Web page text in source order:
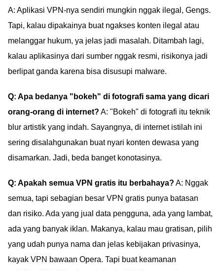
A: Aplikasi VPN-nya sendiri mungkin nggak ilegal, Gengs.
Tapi, kalau dipakainya buat ngakses konten ilegal atau
melanggar hukum, ya jelas jadi masalah. Ditambah lagi,
kalau aplikasinya dari sumber nggak resmi, risikonya jadi
berlipat ganda karena bisa disusupi malware.
Q: Apa bedanya "bokeh" di fotografi sama yang dicari
orang-orang di internet? A: "Bokeh" di fotografi itu teknik
blur artistik yang indah. Sayangnya, di internet istilah ini
sering disalahgunakan buat nyari konten dewasa yang
disamarkan. Jadi, beda banget konotasinya.
Q: Apakah semua VPN gratis itu berbahaya? A: Nggak
semua, tapi sebagian besar VPN gratis punya batasan
dan risiko. Ada yang jual data pengguna, ada yang lambat,
ada yang banyak iklan. Makanya, kalau mau gratisan, pilih
yang udah punya nama dan jelas kebijakan privasinya,
kayak VPN bawaan Opera. Tapi buat keamanan